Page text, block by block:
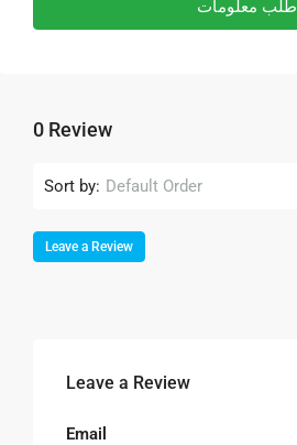
طلب معلومات
0 Review
Sort by: Default Order
Leave a Review
Leave a Review
Email